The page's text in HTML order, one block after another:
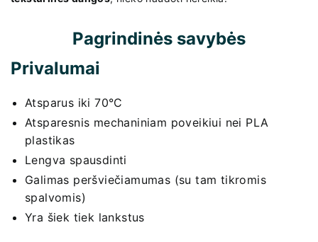
Pagrindinės savybės
Privalumai
Atsparus iki 70°C
Atsparesnis mechaniniam poveikiui nei PLA
plastikas
Lengva spausdinti
Galimas peršviečiamumas (su tam tikromis
spalvomis)
Yra šiek tiek lankstus